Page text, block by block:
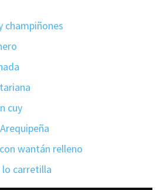
champiñones
cuy
wantán relleno
lo carretilla